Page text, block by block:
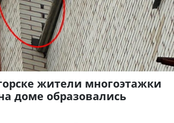
жители многоэтажки
доме образовались